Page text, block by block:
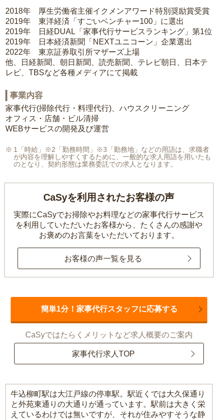
2018年 厚生労働省主催イクメンアワード特別奨励賞受賞
2019年 東洋経済「すごいベンチャー100」に選出
2019年 日経DUAL「家事代行サービスランキング」第1位
2019年 日本経済新聞「NEXTユニコーン」企業選出
2022年 東京証券取引所マザーズ上場
他、日経新聞、朝日新聞、読売新聞、テレビ朝日、日本テ
レビ、TBSなど各種メディアにて掲載
事業内容
家事代行(掃除代行・料理代行)、ハウスクリーニング
オフィス・店舗・ビル清掃
WEBサービスの開発及び運営
1「時給」※2「勤務時間」※3「勤務地」などの用語は、求職者
が内容を理解しやすくするために、一般的な求人用語を用いたも
のとなり、契約形態は業務委託での求人となります。
CaSyを利用されたお客様の声
実際にCaSyでお掃除やお料理などの家事代行サービス
を利用していただいたお客様から、 たくさんの感謝や
お褒めのお言葉をいただいております。
お客様の声一覧を見る
簡単1分！家事代行スタッフに応募する
CaSyではたらくメリットなど求人概要のご案内
家事代行求人TOP
牛込柳町駅は大江戸線の停車駅。駅近くでは大久保通り
と外苑東通りの大通りが通っています。駅前は大きく栄
えているわけでは無いですが、それが住みやすそうな静